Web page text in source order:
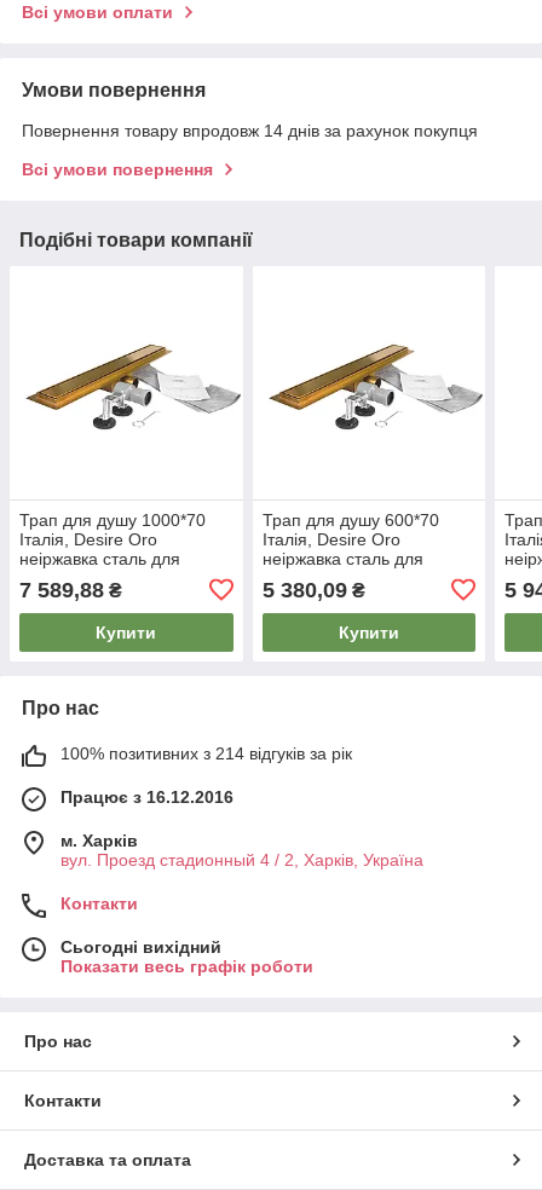
Всі умови оплати
Умови повернення
Повернення товару впродовж 14 днів за рахунок покупця
Всі умови повернення
Подібні товари компанії
Трап для душу 1000*70
Італія, Desire Oro
неіржавка сталь для
ванної кімнати та душу, у
ретро-золоті
7 589,88 ₴
Купити
Трап для душу 600*70
Італія, Desire Oro
неіржавка сталь для
ванної кімнати та душу, у
ретро-золоті
5 380,09₴
Купити
5
Про нас
100% позитивних з 214 відгуків за рік
Працює з 16.12.2016
м. Харків
вул. Проезд стадионный 4 / 2, Харків, Україна
Контакти
Сьогодні вихідний
Показати весь графік роботи
Про нас
Контакти
Доставка та оплата